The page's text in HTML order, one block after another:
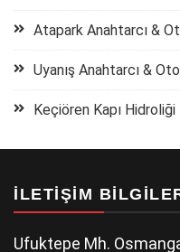
Atapark Anahtarcı &
Uyanış Anahtarcı &
Keçiören Kapı Hidroliği
İLETIŞIM
Ufuktepe Mh.